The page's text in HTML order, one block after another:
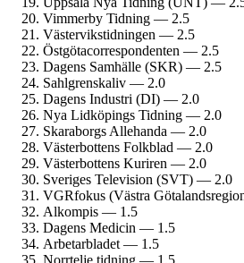
Vimmerby Tidning — 2.5
Västervikstidningen — 2.5
Östgöta­correspondenten — 2.5
Dagens Samhälle (SKR) — 2.5
Sahlgrenskaliv — 2.0
Dagens Industri (DI) — 2.0
Nya Lidköpings Tidning — 2.0
Skaraborgs Allehanda — 2.0
Västerbottens Folkblad — 2.0
Västerbottens Kuriren — 2.0
Sveriges Television (SVT) — 2.0
VGRfokus (Västra
Alkompis — 1.5
Dagens Medicin — 1.5
Arbetarbladet — 1.5
Norrtelje tidning — 1.5